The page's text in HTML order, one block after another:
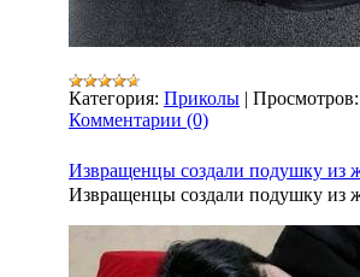
Категория: Приколы | Просмотров:
Комментарии (0)
Извращенцы создали подушку из
Извращенцы создали подушку из